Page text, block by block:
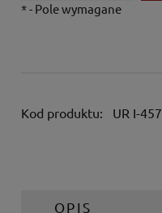
*- Pole wymagane
Kod produktu: UR I-457
OPIS